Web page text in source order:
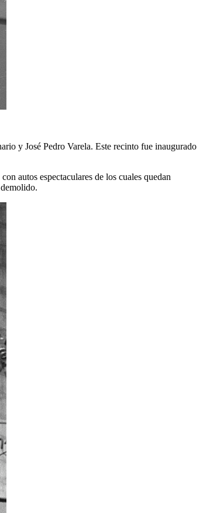
y José Pedro Varela. Este recinto fue inaugurado
autos espectaculares de los cuales quedan